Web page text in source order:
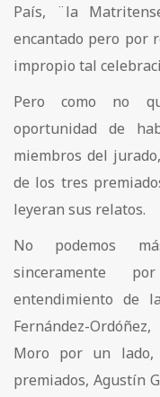
País, ¨la
encantado pero por
impropio tal
Pero como no
oportunidad de
miembros del
de los tres
leyeran sus relatos.
No podemos
sinceramente
entendimiento de
Fernández-
Moro por un
premiados, Agustín